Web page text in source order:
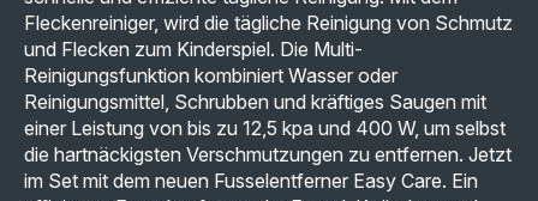
medium">inkl.
MwSt</span>
medium">inkl.
MwSt</span>
Fleckenreiniger, wird die tägliche Reinigung von Schmutz
und Flecken zum Kinderspiel. Die Multi-
Reinigungsfunktion kombiniert Wasser oder
Reinigungsmittel, Schrubben und kräftiges Saugen mit
einer Leistung von bis zu 12,5 kpa und 400 W, um selbst
die hartnäckigsten Verschmutzungen zu entfernen. Jetzt
im Set mit dem neuen Fusselentferner Easy Care. Ein